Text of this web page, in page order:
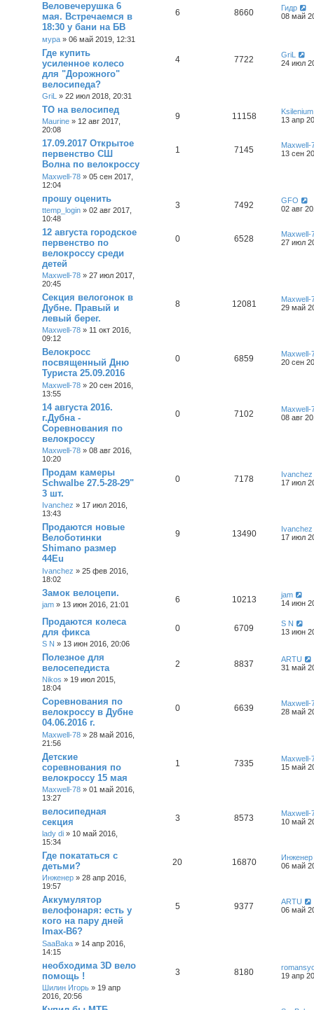
Веловечерушка 6
мая. Встречаемся в
18:30 у бани на БВ
мура » 06 май 2019, 12:31
6 8660
Гидр
08 май
Где купить
усиленное колесо
для "Дорожного"
велосипеда?
GriL » 22 июл 2018, 20:31
4 7722
GriL
24 июл
ТО на велосипед
Maurine » 12 авг 2017,
20:08
9 11158
Ksilenium
13 апр
17.09.2017 Открытое
первенство СШ
Волна по велокроссу
Maxwell-78 » 05 сен 2017,
12:04
1 7145
Maxwell-
13 сен
прошу оценить
ttemp_login » 02 авг 2017,
10:48
3 7492
GFO
02 авг
12 августа городское
первенство по
велокроссу среди
детей
Maxwell-78 » 27 июл 2017,
20:45
0 6528
Maxwell-
27 июл
Секция велогонок в
Дубне. Правый и
левый берег.
Maxwell-78 » 11 окт 2016,
09:12
8 12081
Maxwell-
29 май
Велокросс
посвященный Дню
Туриста 25.09.2016
Maxwell-78 » 20 сен 2016,
13:55
0 6859
Maxwell-
20 сен
14 августа 2016.
г.Дубна -
Соревнования по
велокроссу
Maxwell-78 » 08 авг 2016,
10:20
0 7102
Maxwell-
08 авг
Продам камеры
Schwalbe 27.5-28-29"
3 шт.
Ivanchez » 17 июл 2016,
13:43
0 7178
Ivanchez
17 июл
Продаются новые
Велоботинки
Shimano размер
44Eu
Ivanchez » 25 фев 2016,
18:02
9 13490
Ivanchez
17 июл
Замок велоцепи.
jam » 13 июн 2016, 21:01
6 10213
jam
14 июн
Продаются колеса
для фикса
S N » 13 июн 2016, 20:06
0 6709
S N
13 июн
Полезное для
велосепедиста
Nikos » 19 июл 2015,
18:04
2 8837
ARTU
31 май
Соревнования по
велокроссу в Дубне
04.06.2016 г.
Maxwell-78 » 28 май 2016,
21:56
0 6639
Maxwell-
28 май
Детские
соревнования по
велокроссу 15 мая
Maxwell-78 » 01 май 2016,
13:27
1 7335
Maxwell-
15 май
велосипедная
секция
lady di » 10 май 2016,
15:34
3 8573
Maxwell-
10 май
Где покататься с
детьми?
Инженер » 28 апр 2016,
19:57
20 16870
Инженер
06 май
Аккумулятор
велофонаря: есть у
кого на пару дней
Imax-B6?
SaaBaka » 14 апр 2016,
14:15
5 9377
ARTU
06 май
необходима 3D вело
помощь !
Шилин Игорь » 19 апр
2016, 20:56
3 8180
19 апр